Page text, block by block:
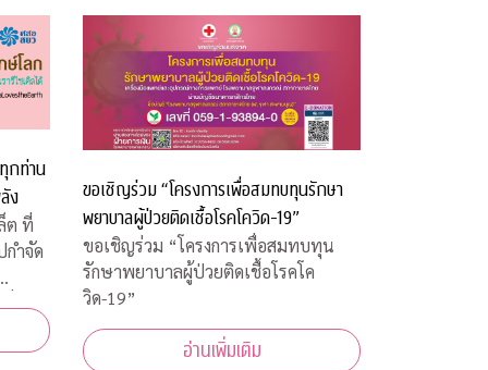
กท่าน
ง
ต ที่
ำจัด
ง
ขอเชิญร่วม “โครงการเพื่อสมทบทุนรักษา
พยาบาลผู้ป่วยติดเชื้อโรคโควิด-19”
ขอเชิญร่วม “โครงการเพื่อสมทบทุน
รักษาพยาบาลผู้ป่วยติดเชื้อโรคโค
วิด-19”
อ่านเพิ่มเติม